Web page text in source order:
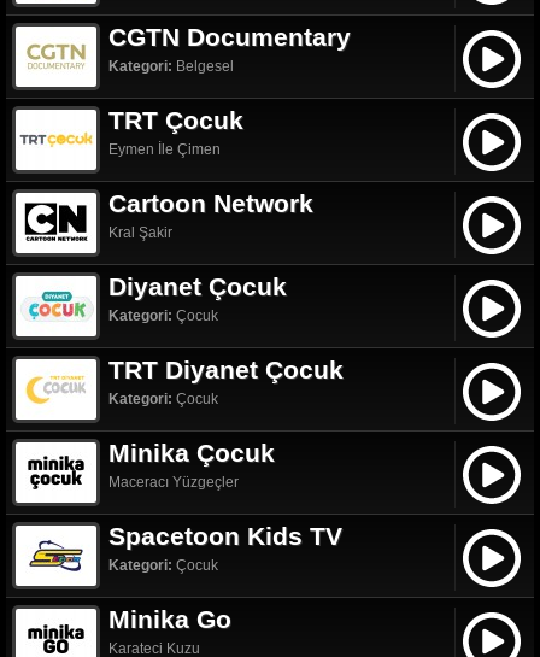
CGTN Documentary
Kategori: Belgesel
TRT Çocuk
Eymen İle Çimen
Cartoon Network
Kral Şakir
Diyanet Çocuk
Kategori: Çocuk
TRT Diyanet Çocuk
Kategori: Çocuk
Minika Çocuk
Maceracı Yüzgeçler
Spacetoon Kids TV
Kategori: Çocuk
Minika Go
Karateci Kuzu